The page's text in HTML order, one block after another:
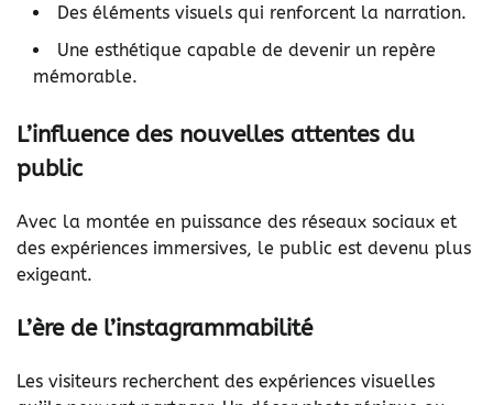
Des éléments visuels qui renforcent la narration.
Une esthétique capable de devenir un repère
mémorable.
L’influence des nouvelles attentes du
public
Avec la montée en puissance des réseaux sociaux et
des expériences immersives, le public est devenu plus
exigeant.
L’ère de l’instagrammabilité
Les visiteurs recherchent des expériences visuelles